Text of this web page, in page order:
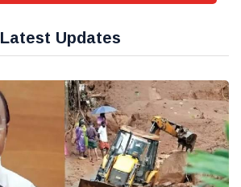
Latest Updates